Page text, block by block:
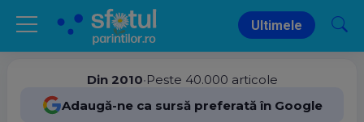
Ultimele
Din 2010•Peste 40.000 articole
Adaugă-ne ca sursă preferată în Google